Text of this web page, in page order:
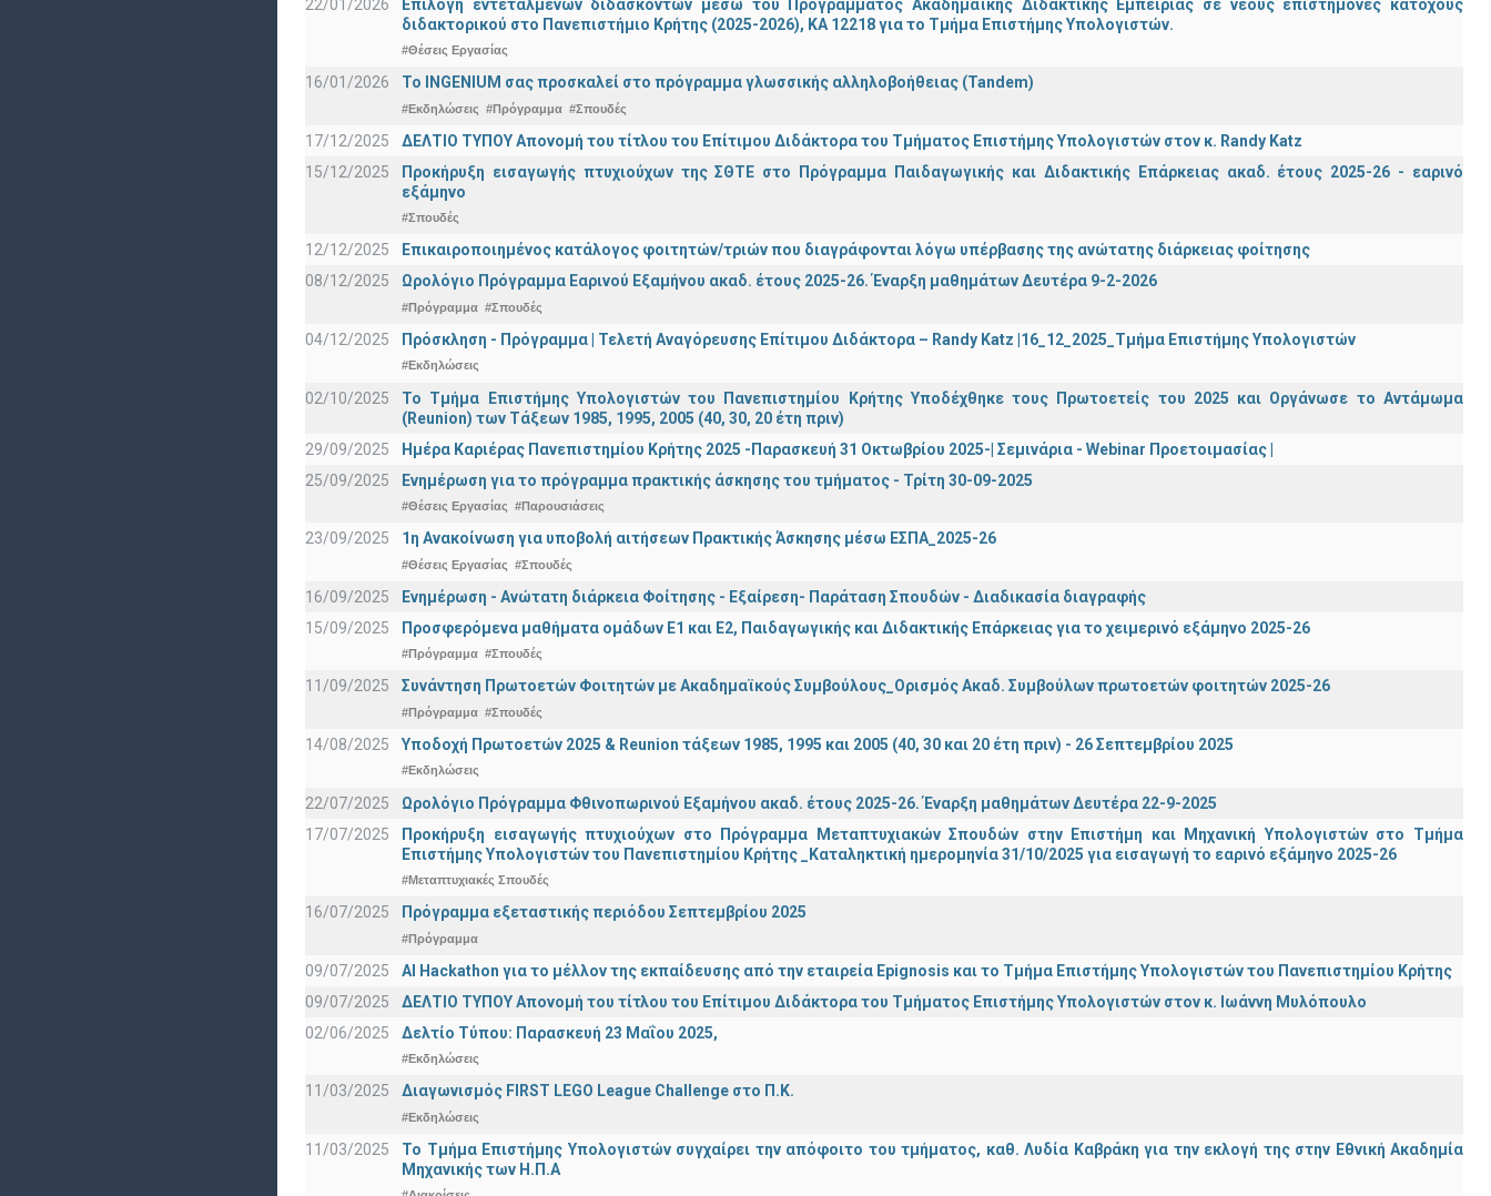
22/01/2026
Επιλογή εντεταλμένων διδασκόντων μέσω του Προγράμματος Ακαδημαϊκής Διδακτικής Εμπειρίας σε νέους επιστήμονες κατόχους
διδακτορικού στο Πανεπιστήμιο Κρήτης (2025-2026), ΚΑ 12218 για το Τμήμα Επιστήμης Υπολογιστών.
#Θέσεις Εργασίας
16/01/2026 Το INGENIUM σας προσκαλεί στο πρόγραμμα γλωσσικής αλληλοβοήθειας (Tandem)
#Εκδηλώσεις #Πρόγραμμα #Σπουδές
17/12/2025
ΔΕΛΤΙΟ ΤΥΠΟΥ Απονομή του τίτλου του Επίτιμου Διδάκτορα του Τμήματος Επιστήμης Υπολογιστών στον κ. Randy Katz
15/12/2025
Προκήρυξη εισαγωγής πτυχιούχων της ΣΘΤΕ στο Πρόγραμμα Παιδαγωγικής και Διδακτικής Επάρκειας ακαδ. έτους 2025-26 - εαρινό
εξάμηνο
#Σπουδές
12/12/2025
Επικαιροποιημένος κατάλογος φοιτητών/τριών που διαγράφονται λόγω υπέρβασης της ανώτατης διάρκειας φοίτησης
08/12/2025
Ωρολόγιο Πρόγραμμα Εαρινού Εξαμήνου ακαδ. έτους 2025-26. Έναρξη μαθημάτων Δευτέρα 9-2-2026
#Πρόγραμμα #Σπουδές
04/12/2025 Πρόσκληση - Πρόγραμμα | Τελετή Αναγόρευσης Επίτιμου Διδάκτορα – Randy Katz |16_12_2025_Τμήμα Επιστήμης Υπολογιστών
#Εκδηλώσεις
02/10/2025
Το Τμήμα Επιστήμης Υπολογιστών του Πανεπιστημίου Κρήτης Υποδέχθηκε τους Πρωτοετείς του 2025 και Οργάνωσε το Αντάμωμα
(Reunion) των Τάξεων 1985, 1995, 2005 (40, 30, 20 έτη πριν)
29/09/2025
Ημέρα Καριέρας Πανεπιστημίου Κρήτης 2025 -Παρασκευή 31 Οκτωβρίου 2025-| Σεμινάρια - Webinar Προετοιμασίας |
25/09/2025
Ενημέρωση για το πρόγραμμα πρακτικής άσκησης του τμήματος - Τρίτη 30-09-2025
#Θέσεις Εργασίας #Παρουσιάσεις
23/09/2025 1η Ανακοίνωση για υποβολή αιτήσεων Πρακτικής Άσκησης μέσω ΕΣΠΑ_2025-26
#Θέσεις Εργασίας #Σπουδές
16/09/2025
Ενημέρωση - Ανώτατη διάρκεια Φοίτησης - Εξαίρεση- Παράταση Σπουδών - Διαδικασία διαγραφής
15/09/2025
Προσφερόμενα μαθήματα ομάδων Ε1 και Ε2, Παιδαγωγικής και Διδακτικής Επάρκειας για το χειμερινό εξάμηνο 2025-26
#Πρόγραμμα #Σπουδές
11/09/2025 Συνάντηση Πρωτοετών Φοιτητών με Ακαδημαϊκούς Συμβούλους_Ορισμός Ακαδ. Συμβούλων πρωτοετών φοιτητών 2025-26
#Πρόγραμμα #Σπουδές
14/08/2025 Υποδοχή Πρωτοετών 2025 & Reunion τάξεων 1985, 1995 και 2005 (40, 30 και 20 έτη πριν) - 26 Σεπτεμβρίου 2025
#Εκδηλώσεις
22/07/2025
Ωρολόγιο Πρόγραμμα Φθινοπωρινού Εξαμήνου ακαδ. έτους 2025-26. Έναρξη μαθημάτων Δευτέρα 22-9-2025
17/07/2025
Προκήρυξη εισαγωγής πτυχιούχων στo Πρόγραμμα Μεταπτυχιακών Σπουδών στην Επιστήμη και Μηχανική Υπολογιστών στο Τμήμα
Eπιστήμης Υπολογιστών του Πανεπιστημίου Κρήτης _Καταληκτική ημερομηνία 31/10/2025 για εισαγωγή το εαρινό εξάμηνο 2025-26
#Μεταπτυχιακές Σπουδές
16/07/2025 Πρόγραμμα εξεταστικής περιόδου Σεπτεμβρίου 2025
#Πρόγραμμα
09/07/2025
AI Hackathon για το μέλλον της εκπαίδευσης από την εταιρεία Epignosis και το Τμήμα Επιστήμης Υπολογιστών του Πανεπιστημίου Κρήτης
09/07/2025
ΔΕΛΤΙΟ ΤΥΠΟΥ Απονομή του τίτλου του Επίτιμου Διδάκτορα του Τμήματος Επιστήμης Υπολογιστών στον κ. Ιωάννη Μυλόπουλο
02/06/2025
Δελτίο Τύπου: Παρασκευή 23 Μαΐου 2025,
#Εκδηλώσεις
11/03/2025 Διαγωνισμός FIRST LEGO League Challenge στο Π.Κ.
#Εκδηλώσεις
11/03/2025
Το Τμήμα Επιστήμης Υπολογιστών συγχαίρει την απόφοιτο του τμήματος, καθ. Λυδία Καβράκη για την εκλογή της στην Εθνική Ακαδημία
Μηχανικής των Η.Π.Α